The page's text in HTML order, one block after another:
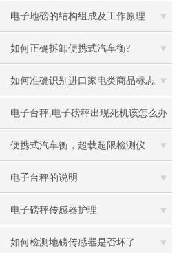
电子地磅的结构组成及工作原理
如何正确拆卸便携式汽车衡?
如何准确识别进口家电类商品标志
电子台秤,电子磅秤出现死机该怎么办
便携式汽车衡，超载超限检测仪
电子台秤的说明
电子磅秤传感器护理
如何检测地磅传感器是否坏了